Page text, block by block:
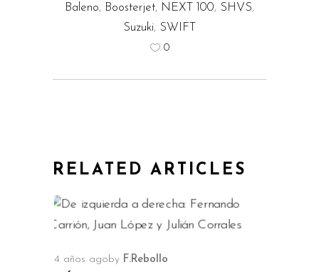
Baleno, Boosterjet, NEXT 100, SHVS,
Suzuki, SWIFT
0
RELATED ARTICLES
4 años agoby F.Rebollo